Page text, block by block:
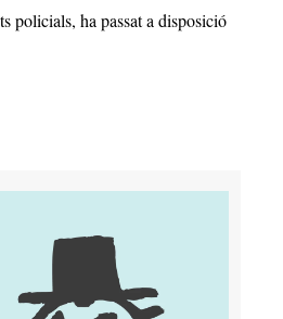
policials, ha passat a disposició